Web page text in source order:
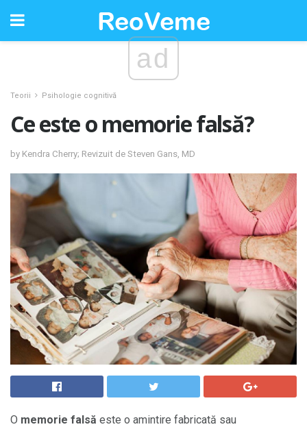
ad
Teorii Psihologie cognitivă
Ce este o memorie falsă?
by Kendra Cherry; Revizuit de Steven Gans, MD
O memorie falsă este o amintire fabricată sau